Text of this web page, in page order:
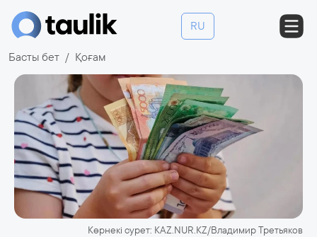
RU
Басты бет Қоғам
Көрнекі сурет: KAZ.NUR.KZ/Владимир Третьяков